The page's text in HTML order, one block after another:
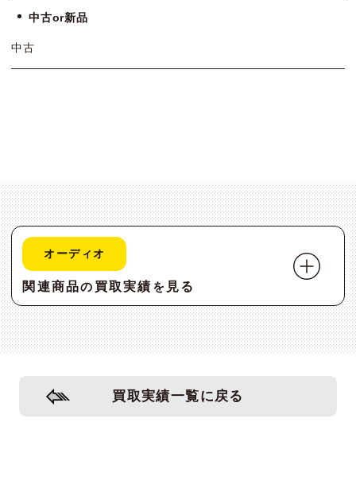
中古or新品
中古
オーディオ
関連商品の 買取実績 を 見る
買取実績一覧に戻る